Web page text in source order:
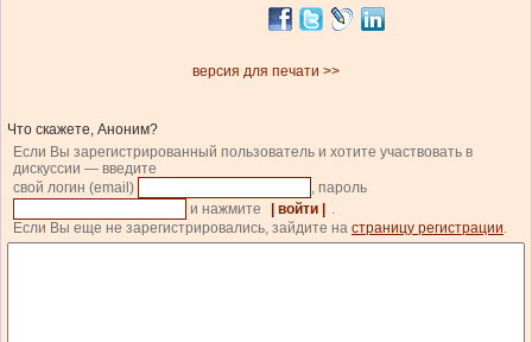
версия для печати >>
Что скажете, Аноним?
Если Вы зарегистрированный пользователь и хотите участвовать в
дискуссии — введите
свой логин (email)
, пароль
и нажмите
| войти |
.
Если Вы еще не зарегистрировались, зайдите на страницу регистрации.